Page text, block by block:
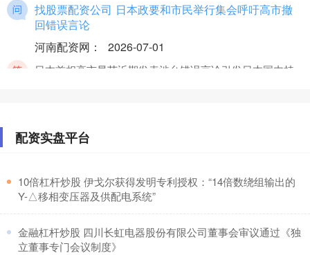
找股票配资公司 日本政要和市民举行集会呼吁高市撤
回错误言论
河南配资网 ： 2026-07-01
日本首相高市早苗近期发表涉台错误言论引发日本国内持
那个股票平台好 自古以来能被冠以伟大的诗人，仅有
线上配资平台： 2026-07-15
中国古代会写诗的人太多了那个股票平台好，名篇也多得
气不够，光有名句
配资实盘平台
​10倍杠杆炒股 伊戈尔获得发明专利授权：“14倍数绕组输出的
Y-△移相变压器及供配电系统”
​金融杠杆炒股 四川长虹电器股份有限公司董事会审议通过《独
立董事专门会议制度》